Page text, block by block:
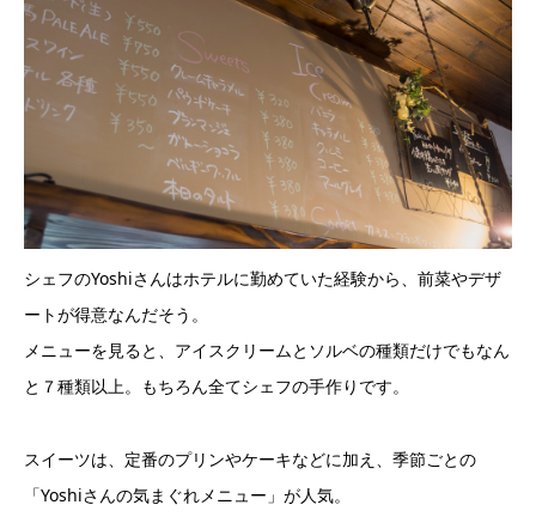
シェフのYoshiさんはホテルに勤めていた経験から、前菜やデザ
ートが得意なんだそう。
メニューを見ると、アイスクリームとソルベの種類だけでもなん
と７種類以上。もちろん全てシェフの手作りです。
スイーツは、定番のプリンやケーキなどに加え、季節ごとの
「Yoshiさんの気まぐれメニュー」が人気。